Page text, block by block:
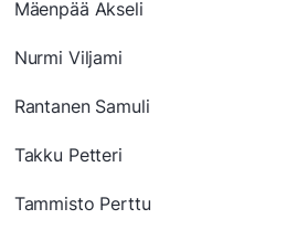
Mäenpää Akseli
Nurmi Viljami
Rantanen Samuli
Takku Petteri
Tammisto Perttu